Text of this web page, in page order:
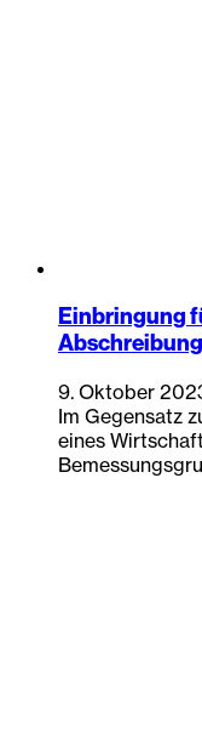
Einbringung
Abschreibung
9. Oktober
Im Gegensatz
eines